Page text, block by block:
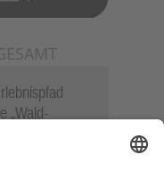
„Wald-